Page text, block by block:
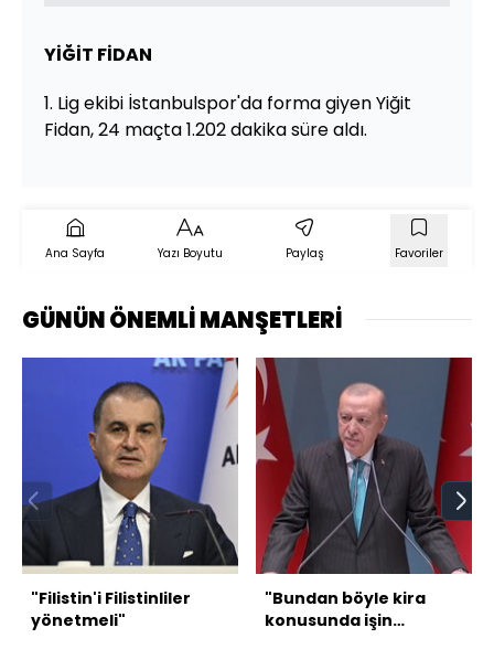
YİĞİT FİDAN
1. Lig ekibi İstanbulspor'da forma giyen Yiğit
Fidan, 24 maçta 1.202 dakika süre aldı.
Ana Sayfa Yazı Boyutu Paylaş Favoriler
GÜNÜN ÖNEMLİ MANŞETLERİ
"Filistin'i Filistinliler
yönetmeli"
"Bundan böyle kira
konusunda işin